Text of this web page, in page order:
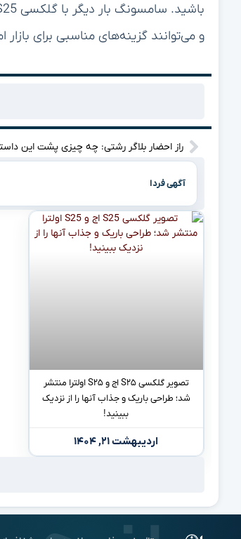
و می‌توانند گزینه‌های مناسبی برای بازار
راز احضار بلاگر رشتی: چه چیزی پشت این
آگهی فردا
تصویر گلکسی S۲۵ اج و S۲۵ اولترا منتشر
شد؛ طراحی باریک و جذاب آنها را از نزدیک
ببینید!
اردیبهشت ۲۱, ۱۴۰۴